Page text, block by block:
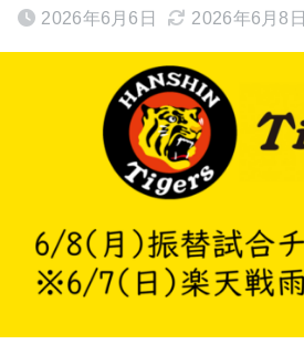
2026年6月6日 2026年6月8日